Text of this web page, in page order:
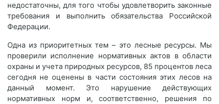
недостаточны, для того чтобы удовлетворить законные
требования и выполнить обязательства Российской
Федерации.
Одна из приоритетных тем – это лесные ресурсы. Мы
проверили исполнение нормативных актов в области
охраны и учета природных ресурсов, 85 процентов леса
сегодня не оценены в части состояния этих лесов на
данный момент. Это нарушение действующих
нормативных норм и, соответственно, решения по